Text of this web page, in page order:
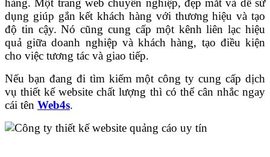
hàng. Một trang web chuyên nghiệp, đẹp mắt và dễ sử
dụng giúp gắn kết khách hàng với thương hiệu và tạo
độ tin cậy. Nó cũng cung cấp một kênh liên lạc hiệu
quả giữa doanh nghiệp và khách hàng, tạo điều kiện
cho việc tương tác và giao tiếp.
Nếu bạn đang đi tìm kiếm một công ty cung cấp dịch
vụ thiết kế website chất lượng thì có thể cân nhắc ngay
cái tên Web4s.